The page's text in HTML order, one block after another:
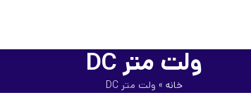
ولت متر DC
خانه » ولت متر DC